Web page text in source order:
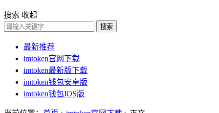
搜索 收起
搜索
最新推荐
imtoken官网下载
imtoken最新版下载
imtoken钱包安卓版
imtoken钱包IOS版